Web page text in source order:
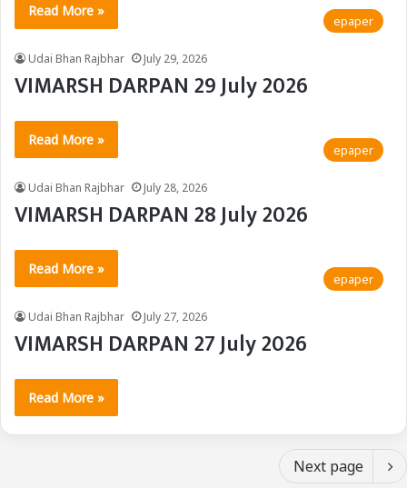
Read More »
epaper
Udai Bhan Rajbhar July 29, 2026
VIMARSH DARPAN 29 July 2026
Read More »
epaper
Udai Bhan Rajbhar July 28, 2026
VIMARSH DARPAN 28 July 2026
Read More »
epaper
Udai Bhan Rajbhar July 27, 2026
VIMARSH DARPAN 27 July 2026
Read More »
Next page